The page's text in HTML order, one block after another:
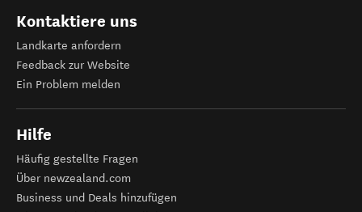
Kontaktiere uns
Landkarte anfordern
Feedback zur Website
Ein Problem melden
Hilfe
Häufig gestellte Fragen
Über newzealand.com
Business und Deals hinzufügen